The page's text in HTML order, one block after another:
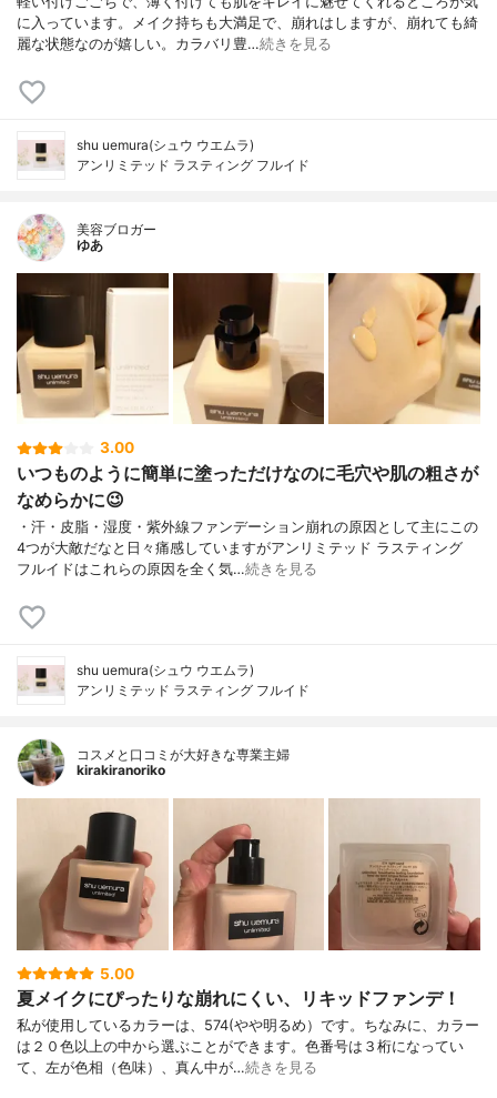
に入っています。メイク持ちも大満足で、崩れはしますが、崩れても綺
麗な状態なのが嬉しい。カラバリ豊…続きを見る
shu uemura(シュウ ウエムラ)
アンリミテッド ラスティング フルイド
美容ブロガー
ゆあ
3.00
いつものように簡単に塗っただけなのに毛穴や肌の粗さが
なめらかに😉
・汗・皮脂・湿度・紫外線ファンデーション崩れの原因として主にこの
4つが大敵だなと日々痛感していますがアンリミテッド ラスティング
フルイドはこれらの原因を全く気…続きを見る
shu uemura(シュウ ウエムラ)
アンリミテッド ラスティング フルイド
コスメと口コミが大好きな専業主婦
kirakiranoriko
5.00
夏メイクにぴったりな崩れにくい、リキッドファンデ！
私が使用しているカラーは、574(やや明るめ）です。ちなみに、カラー
は２０色以上の中から選ぶことができます。色番号は３桁になってい
て、左が色相（色味）、真ん中が…続きを見る